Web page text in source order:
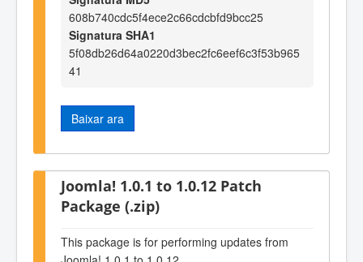
608b740cdc5f4ece2c66cdcbfd9bcc25
Signatura SHA1
5f08db26d64a0220d3bec2fc6eef6c3f53b965
41
Baixar ara
Joomla! 1.0.1 to 1.0.12 Patch
Package (.zip)
This package is for performing updates from